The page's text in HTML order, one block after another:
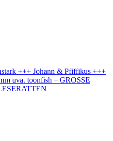
+++ Johann & Pfiffikus +++
uva. toonfish – GROSSE